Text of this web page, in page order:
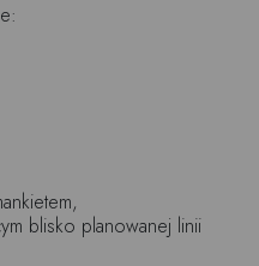
blisko planowanej linii